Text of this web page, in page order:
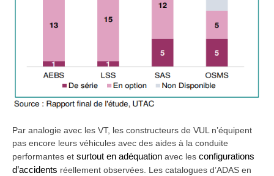
Par analogie avec les VT, les constructeurs de VUL n’équipent
pas encore leurs véhicules avec des aides à la conduite
performantes et surtout en adéquation avec les configurations
d’accidents réellement observées. Les catalogues d’ADAS en